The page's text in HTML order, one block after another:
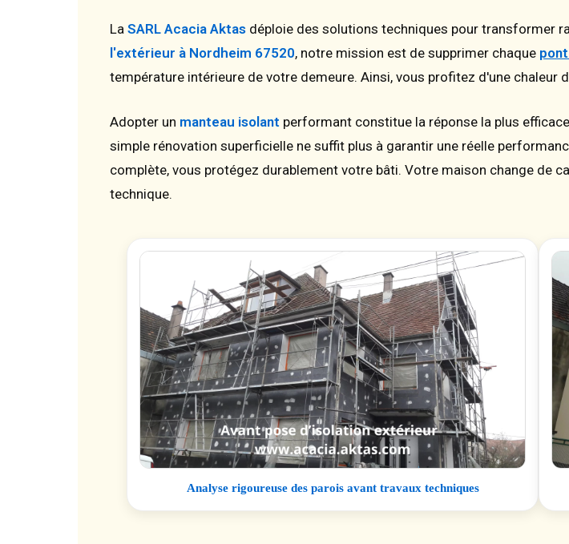
La SARL Acacia Aktas déploie des solutions techniques pour transformer
l'extérieur à Nordheim 67520, notre mission est de supprimer chaque
température intérieure de votre demeure. Ainsi, vous profitez d'une chaleur
Adopter un manteau isolant performant constitue la réponse la plus
simple rénovation superficielle ne suffit plus à garantir une réelle
complète, vous protégez durablement votre bâti. Votre maison change de
technique.
Analyse rigoureuse des parois avant travaux techniques